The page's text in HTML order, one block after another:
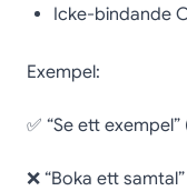
Icke-bindande
Exempel:
✅ “Se ett
❌ “Boka ett